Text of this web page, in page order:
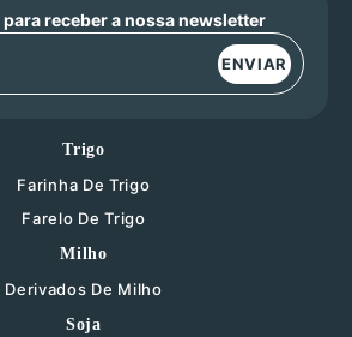
receber a nossa newsletter
ENVIAR
Trigo
Farinha De Trigo
Farelo De Trigo
Milho
Derivados De Milho
Soja